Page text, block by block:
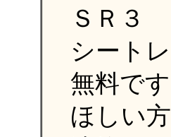
ＳＲ３
シート
無料です
ほしい方